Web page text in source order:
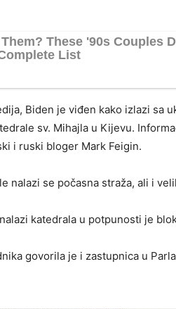
Biden je viđen kako izlazi sa
sv. Mihajla u Kijevu.
i ruski bloger Mark Feigin.
nalazi se počasna straža, ali i
katedrala u potpunosti je
govorila je i zastupnica u